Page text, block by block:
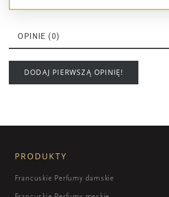
OPINIE (0)
DODAJ PIERWSZĄ OPINIĘ!
PRODUKTY
Francuskie Perfumy damskie